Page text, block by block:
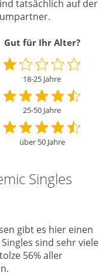
tatsächlich auf der
Gut für Ihr Alter?
18-25 Jahre
25-50 Jahre
über 50 Jahre
Singles
gibt es hier einen
sind sehr viele
56% aller